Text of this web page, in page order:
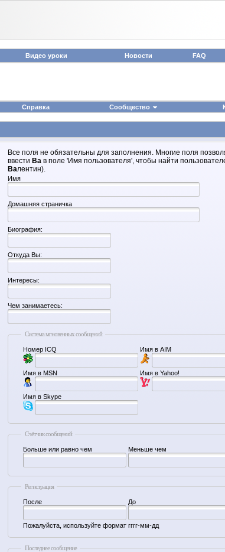
Видео уроки Новости FAQ
Справка Сообщество
Все поля не обязательны для заполнения. Многие поля
ввести Ва в поле 'Имя пользователя', чтобы найти
Валентин).
Имя
Домашняя страничка
Биография:
Откуда Вы:
Интересы:
Чем занимаетесь:
Система мгновенных сообщений
Номер ICQ Имя в AIM
Имя в MSN Имя в Yahoo!
Имя в Skype
Счётчик сообщений
Больше или равно чем Меньше чем
Регистрация
После До
Пожалуйста, используйте формат гггг-мм-дд
Последнее сообщение